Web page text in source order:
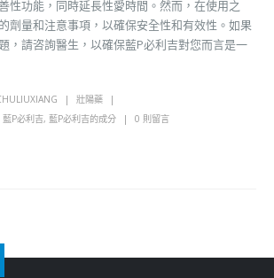
性功能，同時延長性愛時間。然而，在使用之
劑量和注意事項，以確保安全性和有效性。如果
，請咨詢醫生，以確保藍P必利吉對您而言是一
壯陽藥
藍P必利吉, 藍P必利吉的成分 0 則留言